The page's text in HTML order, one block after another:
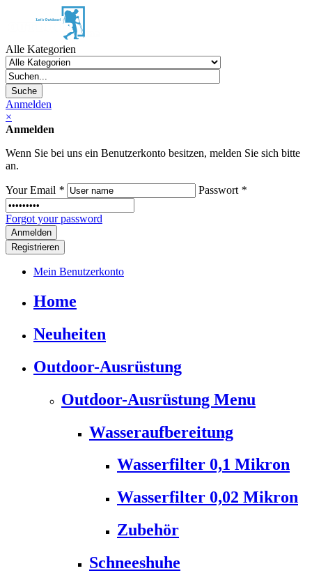
Alle Kategorien
Suche
Anmelden
×
Anmelden
Wenn Sie bei uns ein Benutzerkonto besitzen, melden Sie sich bitte
an.
Your Email * Passwort *
Forgot your password
Registrieren
Mein Benutzerkonto
Home
Neuheiten
Outdoor-Ausrüstung
Outdoor-Ausrüstung Menu
Wasseraufbereitung
Wasserfilter 0,1 Mikron
Wasserfilter 0,02 Mikron
Zubehör
Schneeshuhe